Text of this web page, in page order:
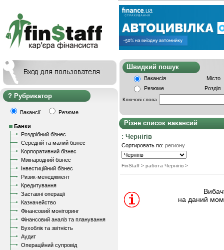
Рубрикатор
Вакансії Резюме
Банки
Роздрібний бізнес
Середній та малий бізнес
Корпоративний бізнес
Міжнародний бізнес
Інвестиційний бізнес
Ризик-менеджмент
Кредитування
Заставні операції
Казначейство
Фінансовий моніторинг
Фінансовий аналіз та планування
Бухоблік та звітність
Аудит
Операційний супровід
Швидкий
Вакансія
Місто
Резюме
Розділ
Ключові слова
Різне список вакансий
: Чернігів
Сортировать по: региону
FinStaff > работа Чернігів >
на даний